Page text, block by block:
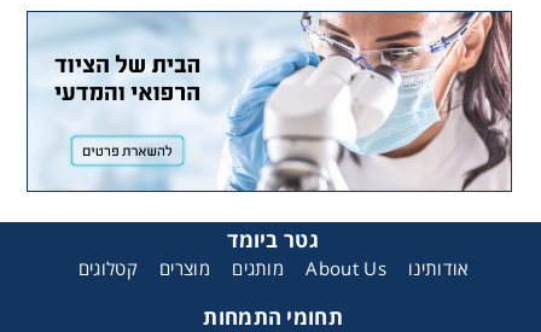
גטר ביומד
אודותינו About Us מותגים מוצרים קטלוגים
תחומי התמחות
Filtration
Glassware
Liquid Handling
Reagents & Kits